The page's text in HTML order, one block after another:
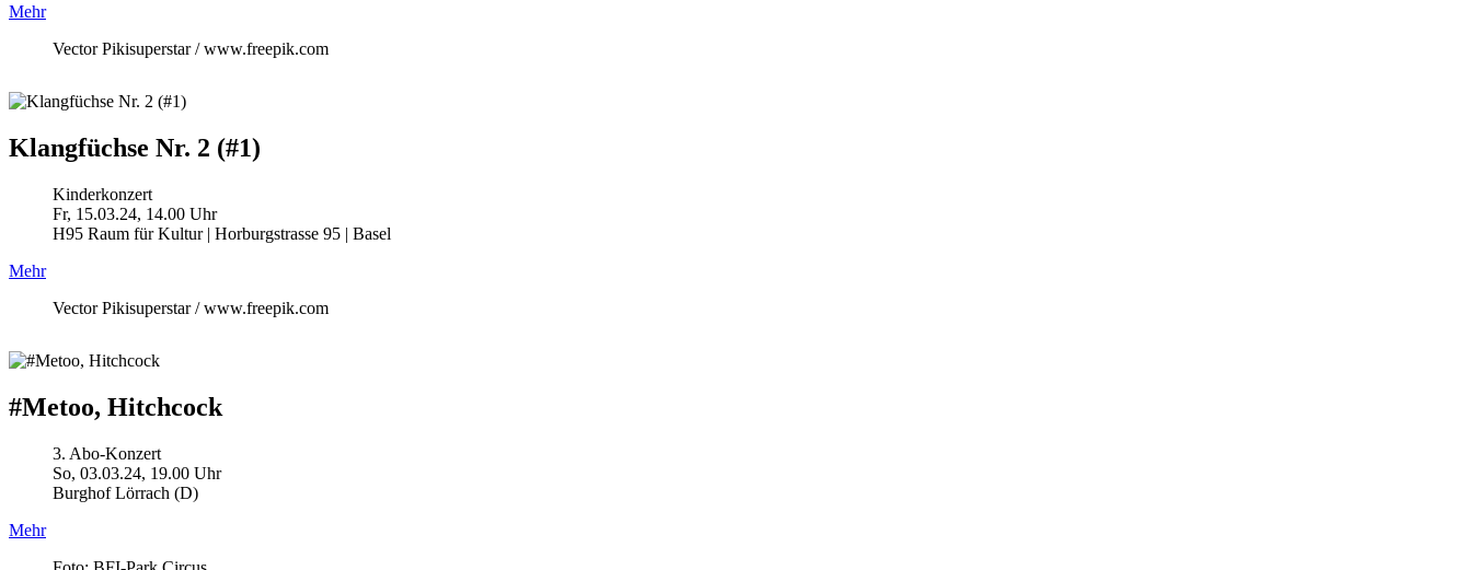
Mehr
Vector Pikisuperstar / www.freepik.com
Klangfüchse Nr. 2 (#1)
Kinderkonzert
Fr, 15.03.24, 14.00 Uhr
H95 Raum für Kultur | Horburgstrasse 95 | Basel
Mehr
Vector Pikisuperstar / www.freepik.com
#Metoo, Hitchcock
3. Abo-Konzert
So, 03.03.24, 19.00 Uhr
Burghof Lörrach (D)
Mehr